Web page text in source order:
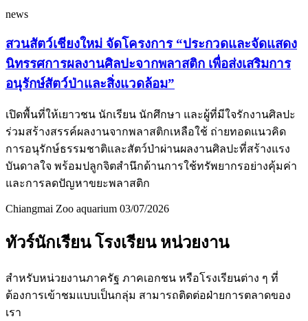
news
สวนสัตว์เชียงใหม่ จัดโครงการ “ประกวดและจัดแสดง
นิทรรศการผลงานศิลปะจากพลาสติก เพื่อส่งเสริมการ
อนุรักษ์สัตว์ป่าและสิ่งแวดล้อม”
เปิดพื้นที่ให้เยาวชน นักเรียน นักศึกษา และผู้ที่มีใจรักงานศิลปะ
ร่วมสร้างสรรค์ผลงานจากพลาสติกเหลือใช้ ถ่ายทอดแนวคิด
การอนุรักษ์ธรรมชาติและสัตว์ป่าผ่านผลงานศิลปะที่สร้างแรง
บันดาลใจ พร้อมปลูกจิตสำนึกด้านการใช้ทรัพยากรอย่างคุ้มค่า
และการลดปัญหาขยะพลาสติก
Chiangmai Zoo aquarium 03/07/2026
ทัวร์นักเรียน โรงเรียน หน่วยงาน
สำหรับหน่วยงานภาครัฐ ภาคเอกชน หรือโรงเรียนต่าง ๆ ที่
ต้องการเข้าชมแบบเป็นกลุ่ม สามารถติดต่อฝ่ายการตลาดของ
เรา